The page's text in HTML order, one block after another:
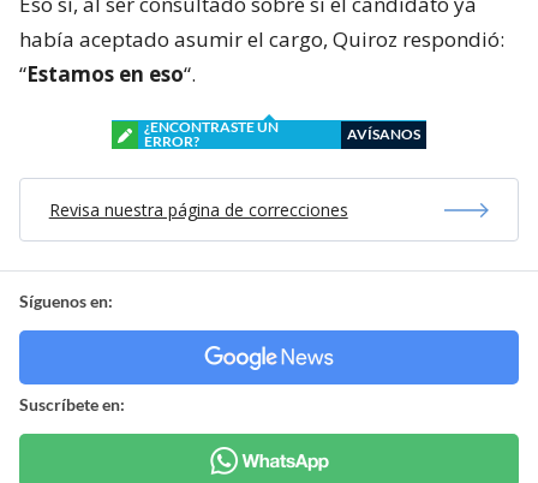
había aceptado asumir el cargo, Quiroz respondió:
“Estamos en eso“.
¿ENCONTRASTE UN
ERROR?
AVÍSANOS
Revisa nuestra página de correcciones
Síguenos en:
Suscríbete en: